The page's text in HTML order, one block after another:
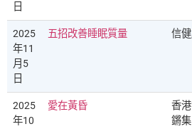
日
2025
年11
月5
日
五招改善睡眠質量 信
2025
年10
愛在黃昏
香
鏘集